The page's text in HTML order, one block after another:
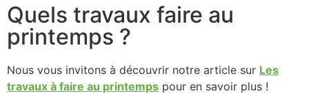
Quels travaux faire au
printemps ?
Nous vous invitons à découvrir notre article sur Les
travaux à faire au printemps pour en savoir plus !